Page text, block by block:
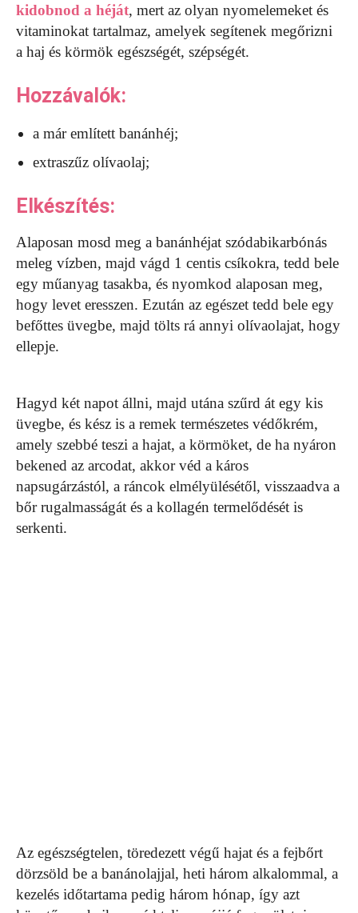
kidobnod a héját, mert az olyan nyomelemeket és
vitaminokat tartalmaz, amelyek segítenek megőrizni
a haj és körmök egészségét, szépségét.
Hozzávalók:
a már említett banánhéj;
extraszűz olívaolaj;
Elkészítés:
Alaposan mosd meg a banánhéjat szódabikarbónás
meleg vízben, majd vágd 1 centis csíkokra, tedd bele
egy műanyag tasakba, és nyomkod alaposan meg,
hogy levet eresszen. Ezután az egészet tedd bele egy
befőttes üvegbe, majd tölts rá annyi olívaolajat, hogy
ellepje.
Hagyd két napot állni, majd utána szűrd át egy kis
üvegbe, és kész is a remek természetes védőkrém,
amely szebbé teszi a hajat, a körmöket, de ha nyáron
bekened az arcodat, akkor véd a káros
napsugárzástól, a ráncok elmélyülésétől, visszaadva a
bőr rugalmasságát és a kollagén termelődését is
serkenti.
Az egészségtelen, töredezett végű hajat és a fejbőrt
dörzsöld be a banánolajjal, heti három alkalommal, a
kezelés időtartama pedig három hónap, így azt